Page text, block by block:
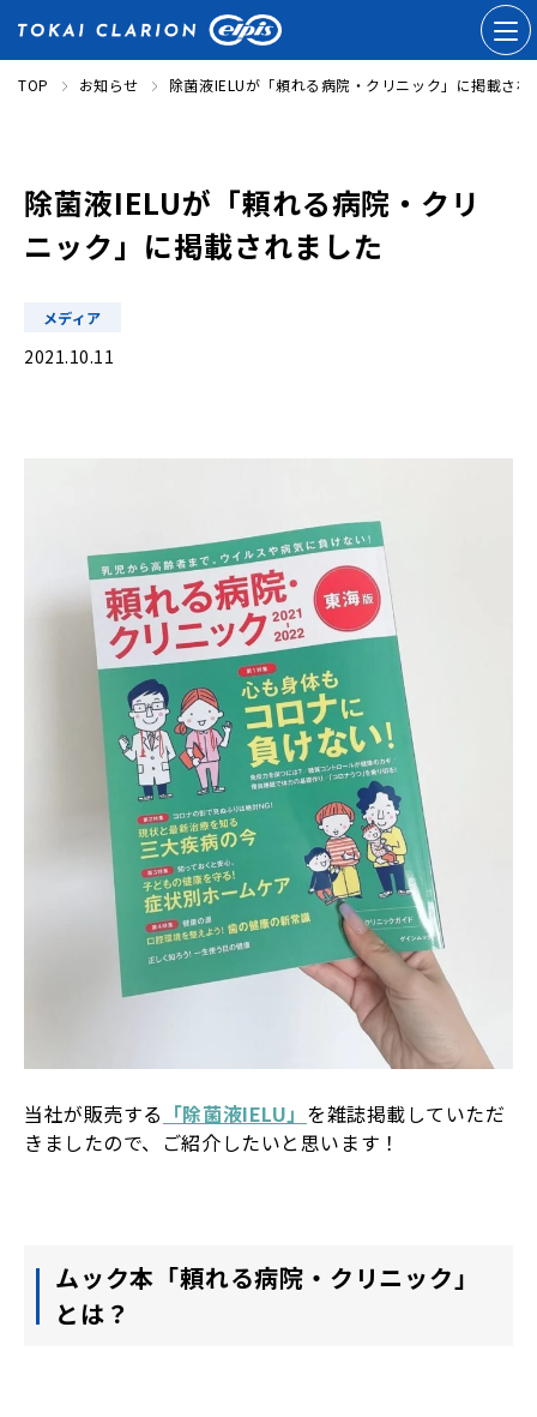
TOP お知らせ 除菌液IELUが「頼れる病院・クリニック」に掲載され
除菌液IELUが「頼れる病院・クリ
ニック」に掲載されました
メディア
2021.10.11
当社が販売する 「除菌液IELU」 を雑誌掲載していただ
きましたので、ご紹介したいと思います！
ムック本「頼れる病院・クリニック」
とは？